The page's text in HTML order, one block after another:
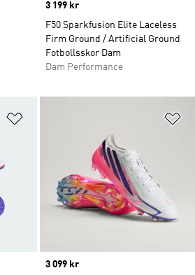
Price
3 199 kr
F50 Sparkfusion Elite Laceless
Firm Ground / Artificial Ground
Fotbollsskor Dam
Dam Performance
Price
3 099 kr